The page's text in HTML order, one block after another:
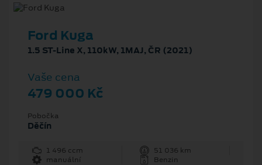
Ford Kuga
1.5 ST-Line X, 110kW, 1MAJ, ČR (2021)
Vaše cena
479 000 Kč
Pobočka
Děčín
1 496 ccm
51 036 km
manuální
Benzin